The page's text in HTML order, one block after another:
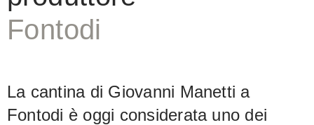
palato si mostra opulento.
Fontodi
La cantina di Giovanni Manetti a
Fontodi è oggi considerata uno dei